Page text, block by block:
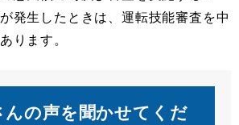
発生したときは、運転技能審査を中
ります。
んの声を聞かせてくだ